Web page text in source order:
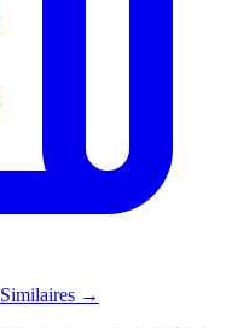
Similaires →